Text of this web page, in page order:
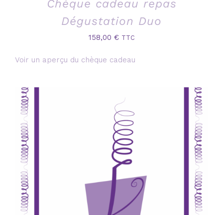
Chèque cadeau repas
Dégustation Duo
158,00 € TTC
Voir un aperçu du chèque cadeau